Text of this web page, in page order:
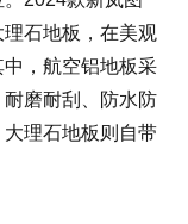
石地板，在美观
，航空铝地板采
磨耐刮、防水防
理石地板则自带